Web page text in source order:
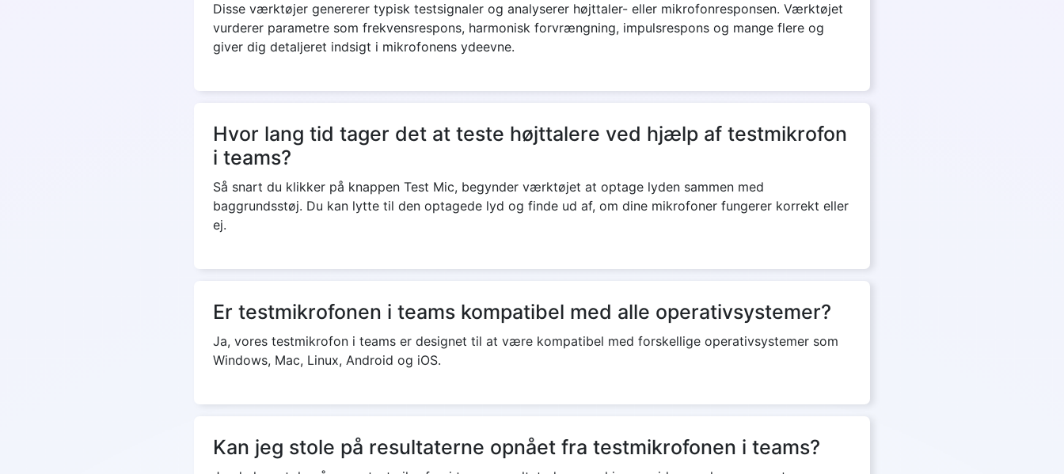
Disse værktøjer genererer typisk testsignaler og analyserer højttaler- eller mikrofonresponsen. Værktøjet
vurderer parametre som frekvensrespons, harmonisk forvrængning, impulsrespons og mange flere og
giver dig detaljeret indsigt i mikrofonens ydeevne.
Hvor lang tid tager det at teste højttalere ved hjælp af testmikrofon
i teams?
Så snart du klikker på knappen Test Mic, begynder værktøjet at optage lyden sammen med
baggrundsstøj. Du kan lytte til den optagede lyd og finde ud af, om dine mikrofoner fungerer korrekt eller
ej.
Er testmikrofonen i teams kompatibel med alle operativsystemer?
Ja, vores testmikrofon i teams er designet til at være kompatibel med forskellige operativsystemer som
Windows, Mac, Linux, Android og iOS.
Kan jeg stole på resultaterne opnået fra testmikrofonen i teams?